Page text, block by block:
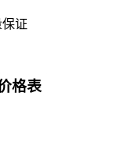
证
格表